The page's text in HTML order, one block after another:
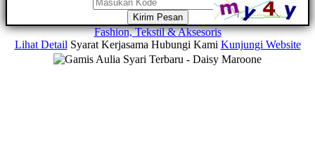
Kirim Pesan
Fashion, Tekstil & Aksesoris
Lihat Detail Syarat Kerjasama Hubungi Kami Kunjungi Website